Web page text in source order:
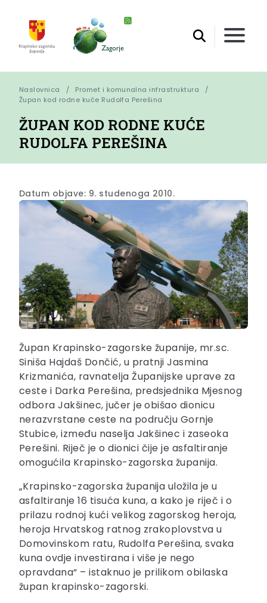
Naslovnica
Promet i komunalna infrastruktura
Župan kod rodne kuće Rudolfa Perešina
ŽUPAN KOD RODNE KUĆE
RUDOLFA PEREŠINA
Datum objave: 9. studenoga 2010.
Župan Krapinsko-zagorske županije, mr.sc.
Siniša Hajdaš Dončić, u pratnji Jasmina
Krizmanića, ravnatelja Županijske uprave za
ceste i Darka Perešina, predsjednika Mjesnog
odbora Jakšinec, jučer je obišao dionicu
nerazvrstane ceste na području Gornje
Stubice, između naselja Jakšinec i zaseoka
Perešini. Riječ je o dionici čije je asfaltiranje
omogućila Krapinsko-zagorska županija.
„Krapinsko-zagorska županija uložila je u
asfaltiranje 16 tisuća kuna, a kako je riječ i o
prilazu rodnoj kući velikog zagorskog heroja,
heroja Hrvatskog ratnog zrakoplovstva u
Domovinskom ratu, Rudolfa Perešina, svaka
kuna ovdje investirana i više je nego
opravdana“ – istaknuo je prilikom obilaska
župan krapinsko-zagorski.